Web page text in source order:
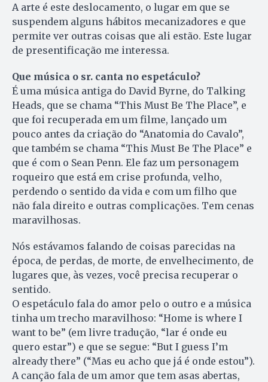
A arte é este deslocamento, o lugar em que se
suspendem alguns hábitos mecanizadores e que
permite ver outras coisas que ali estão. Este lugar
de presentificação me interessa.
Que música o sr. canta no espetáculo?
É uma música antiga do David Byrne, do Talking
Heads, que se chama “This Must Be The Place”, e
que foi recuperada em um filme, lançado um
pouco antes da criação do “Anatomia do Cavalo”,
que também se cha­ma “This Must Be The Place” e
que é com o Sean Penn. Ele faz um personagem
roqueiro que está em crise profunda, velho,
perdendo o sentido da vida e com um filho que
não fala direito e outras complicações. Tem cenas
maravilhosas.
Nós estávamos falando de coisas parecidas na
época, de perdas, de morte, de envelhecimento, de
lugares que, às vezes, você precisa recuperar o
sentido.
O espetáculo fala do amor pelo o outro e a música
tinha um trecho maravilhoso: “Home is where I
want to be” (em livre tradução, “lar é onde eu
quero estar”) e que se segue: “But I guess I’m
already there” (“Mas eu acho que já é onde estou”).
A canção fala de um amor que tem asas abertas,